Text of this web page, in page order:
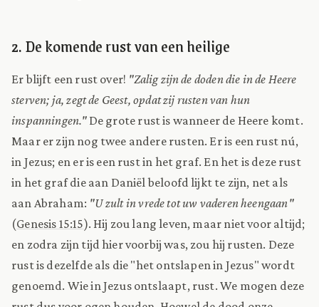
2. De komende rust van een heilige
Er blijft een rust over! "Zalig zijn de doden die in de Heere
sterven; ja, zegt de Geest, opdat zij rusten van hun
inspanningen."De grote rust is wanneer de Heere komt.
Maar er zijn nog twee andere rusten. Er is een rust nú,
in Jezus; en er is een rust in het graf. En het is deze rust
in het graf die aan Daniël beloofd lijkt te zijn, net als
aan Abraham: "U zult in vrede tot uw vaderen heengaan"
(Genesis 15:15). Hij zou lang leven, maar niet voor altijd;
en zodra zijn tijd hier voorbij was, zou hij rusten. Deze
rust is dezelfde als die "het ontslapen in Jezus" wordt
genoemd. Wie in Jezus ontslaapt, rust. We mogen deze